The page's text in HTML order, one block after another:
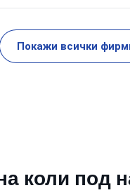
Покажи всички
коли под